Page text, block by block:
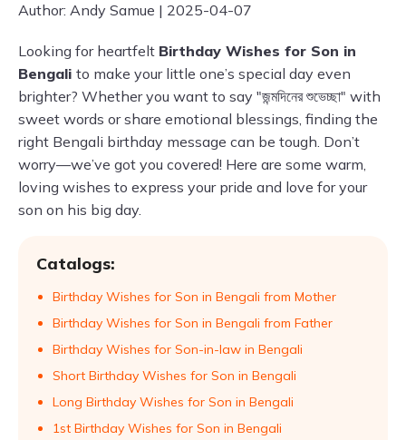
Author: Andy Samue | 2025-04-07
Looking for heartfelt Birthday Wishes for Son in
Bengali to make your little one’s special day even
brighter? Whether you want to say "জন্মদিনের শুভেচ্ছা" with
sweet words or share emotional blessings, finding the
right Bengali birthday message can be tough. Don’t
worry—we’ve got you covered! Here are some warm,
loving wishes to express your pride and love for your
son on his big day.
Catalogs:
Birthday Wishes for Son in Bengali from Mother
Birthday Wishes for Son in Bengali from Father
Birthday Wishes for Son-in-law in Bengali
Short Birthday Wishes for Son in Bengali
Long Birthday Wishes for Son in Bengali
1st Birthday Wishes for Son in Bengali